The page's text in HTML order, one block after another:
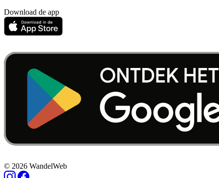
Download de app
© 2026 WandelWeb